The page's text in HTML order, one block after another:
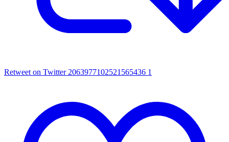
Retweet on Twitter 2063977102521565436 1